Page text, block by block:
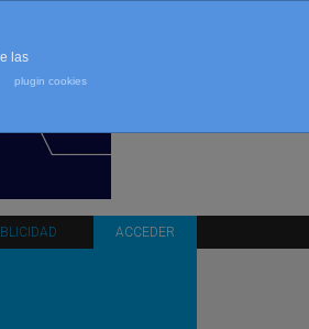
ACCEDER
las
plugin cookies